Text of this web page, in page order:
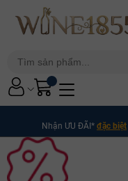
Nhận ƯU ĐÃI* đặc biệt